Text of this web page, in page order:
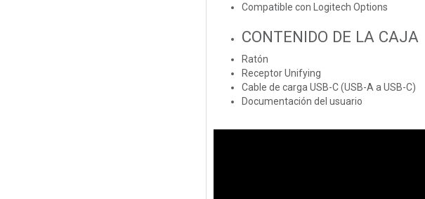
Compatible con Logitech Options
CONTENIDO DE LA CAJA
Ratón
Receptor Unifying
Cable de carga USB-C (USB-A a USB-C)
Documentación del usuario